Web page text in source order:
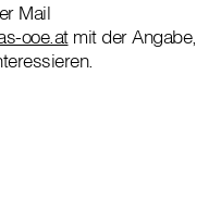
Mail
ooe.atmit der Angabe,